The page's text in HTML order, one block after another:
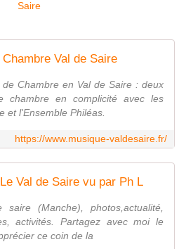
Val de Saire
Chambre en Val de Saire : deux
chambre en complicité avec les
et l'Ensemble Philéas.
https://www.musique-valdesaire.fr/
Val de Saire vu par Ph L
(Manche), photos,actualité,
activités. Partagez avec moi le
ce coin de la